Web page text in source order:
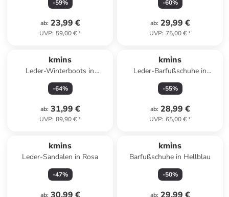
-59%
ab: 23,99 €
UVP: 59,00 €*
-60%
ab: 29,99 €
UVP: 75,00 €*
kmins
Leder-Winterboots in
Dunkelbraun
-64%
ab: 31,99 €
UVP: 89,90 €*
kmins
Leder-Barfußschuhe in
Hellblau/ Weiß
-55%
ab: 28,99 €
UVP: 65,00 €*
kmins
Leder-Sandalen in Rosa
-47%
ab:
kmins
Barfußschuhe in Hellblau
-50%
ab: